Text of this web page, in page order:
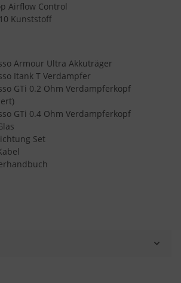
Airflow Control
Kunststoff
Armour Ultra Akkuträger
Itank T Verdampfer
GTi 0.2 Ohm Verdampferkopf
GTi 0.4 Ohm Verdampferkopf
Set